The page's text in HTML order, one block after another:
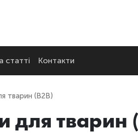
статті Контакти
тварин (B2B)
для тварин